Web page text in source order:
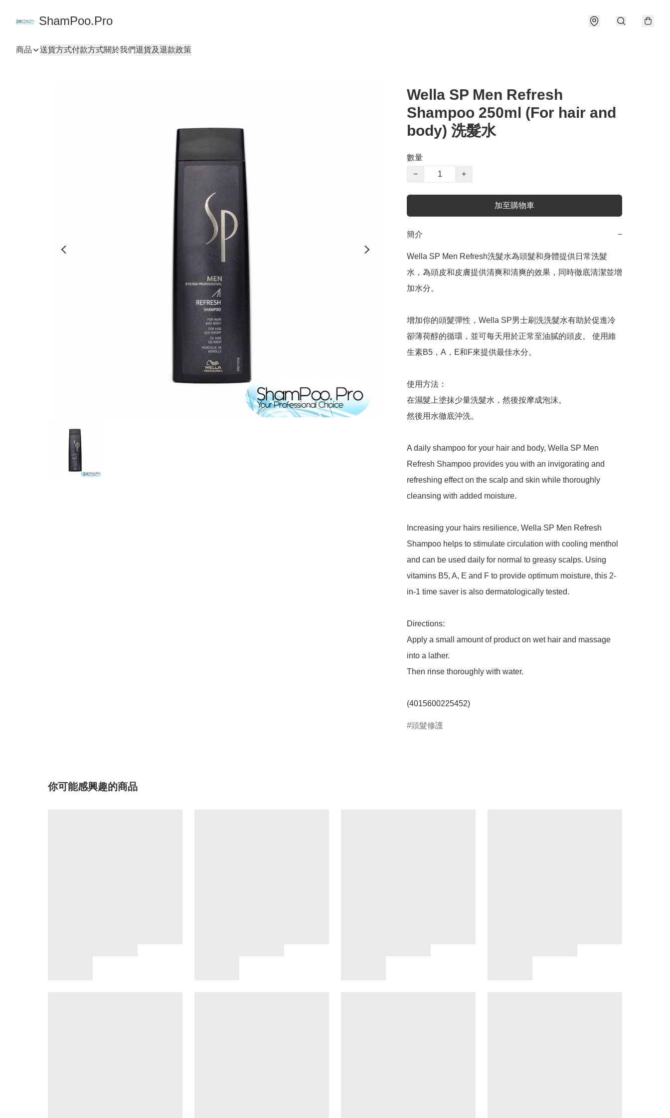
ShamPoo.Pro
商品 送貨方式付款方式關於我們退貨及退款政策
Wella SP Men Refresh
Shampoo 250ml (For hair and
body) 洗髮水
數量
−
+
加至購物車
簡介 −
Wella SP Men Refresh洗髮水為頭髮和身體提供日常洗髮
水，為頭皮和皮膚提供清爽和清爽的效果，同時徹底清潔並增
加水分。
增加你的頭髮彈性，Wella SP男士刷洗洗髮水有助於促進冷
卻薄荷醇的循環，並可每天用於正常至油膩的頭皮。 使用維
生素B5，A，E和F來提供最佳水分。
使用方法：
在濕髮上塗抹少量洗髮水，然後按摩成泡沫。
然後用水徹底沖洗。
A daily shampoo for your hair and body, Wella SP Men
Refresh Shampoo provides you with an invigorating and
refreshing effect on the scalp and skin while thoroughly
cleansing with added moisture.
Increasing your hairs resilience, Wella SP Men Refresh
Shampoo helps to stimulate circulation with cooling menthol
and can be used daily for normal to greasy scalps. Using
vitamins B5, A, E and F to provide optimum moisture, this 2-
in-1 time saver is also dermatologically tested.
Directions:
Apply a small amount of product on wet hair and massage
into a lather.
Then rinse thoroughly with water.
(4015600225452)
頭髮修護
你可能感興趣的商品